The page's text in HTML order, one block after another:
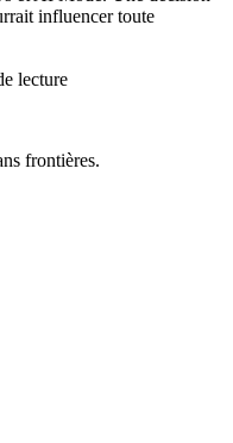
influencer toute
lecture
frontières.